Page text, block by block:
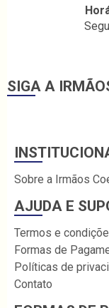
SIGA A
Sobre a Irmãos
AJUDA E
Termos e
Formas de
Políticas de
Contato